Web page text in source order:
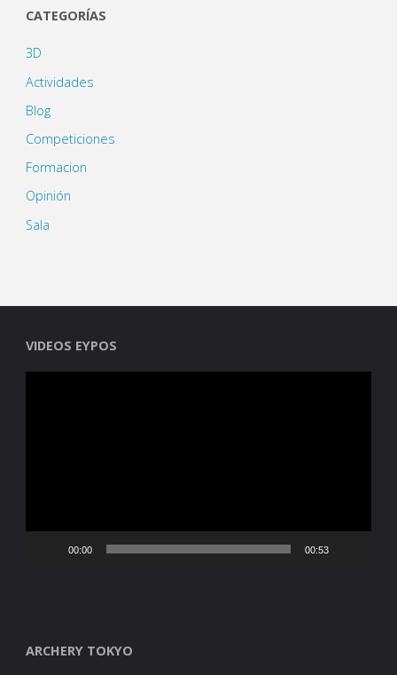
CATEGORÍAS
3D
Actividades
Blog
Competiciones
Formacion
Opinión
Sala
VIDEOS EYPOS
00:00 00:53
ARCHERY TOKYO